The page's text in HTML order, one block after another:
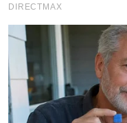
DIRECTMAX